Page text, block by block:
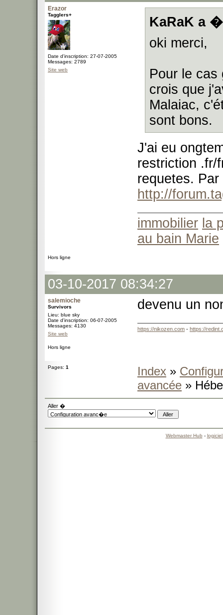
Erazor
Tagglers+
Date d'inscription: 27-07-2005
Messages: 2789
Site web
KaRaK a
oki merci,
Pour le cas
crois que
Malaiac,
sont bons.
J'ai eu
restriction .fr/
requetes.
http://
immobilier la
au bain Marie
Hors ligne
03-10-2017 08:34:27
salemioche
Survivors
Lieu: blue sky
Date d'inscription: 06-07-2005
Messages: 4130
Site web
devenu un
https://nikozen.com - https://
Hors ligne
Pages: 1 Index »
avancée »
Aller �
Webmaster Hub -